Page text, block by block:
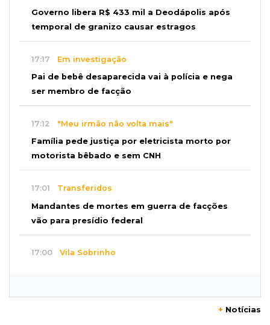
Governo libera R$ 433 mil a Deodápolis após
temporal de granizo causar estragos
17:17 Em investigação
Pai de bebê desaparecida vai à polícia e nega
ser membro de facção
17:12 "Meu irmão não volta mais"
Família pede justiça por eletricista morto por
motorista bêbado e sem CNH
17:01 Transferidos
Mandantes de mortes em guerra de facções
vão para presídio federal
17:00 Vila Sobrinho
+ Notícias